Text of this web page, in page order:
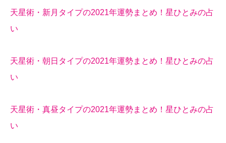
天星術・新月タイプの2021年運勢まとめ！星ひとみの占
い
天星術・朝日タイプの2021年運勢まとめ！星ひとみの占
い
天星術・真昼タイプの2021年運勢まとめ！星ひとみの占
い